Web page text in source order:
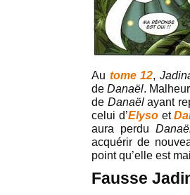
Au tome 12,
de Danaël.
de Danaëlayant
celui d’Elysoet
aura perdu
acquérir de
point qu’elle est
Fausse